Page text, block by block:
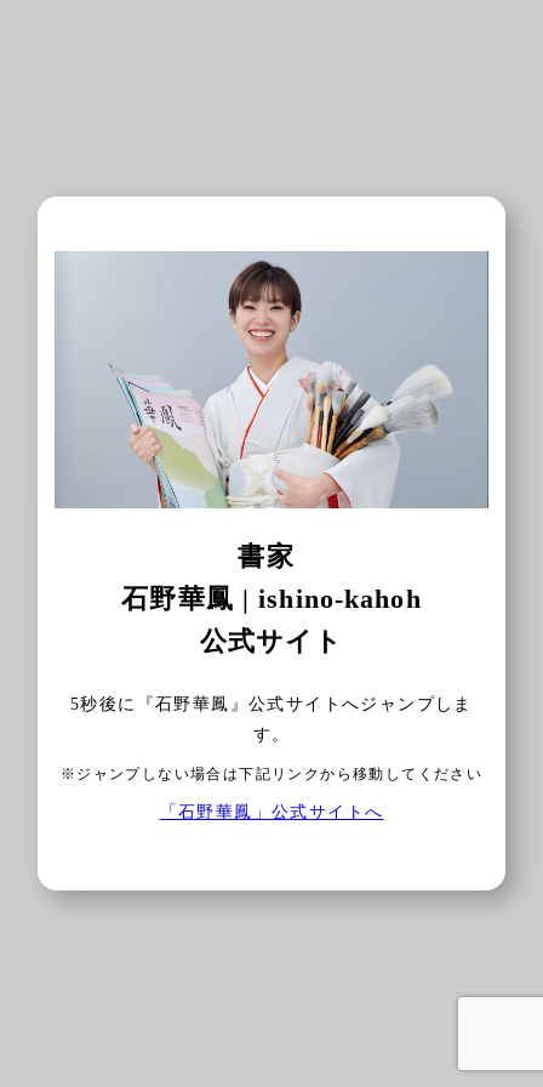
書家
石野華鳳 | ishino-kahoh
公式サイト
5秒後に『石野華鳳』公式サイトへジャンプしま
す。
※ジャンプしない場合は下記リンクから移動してください
「石野華鳳」公式サイトへ